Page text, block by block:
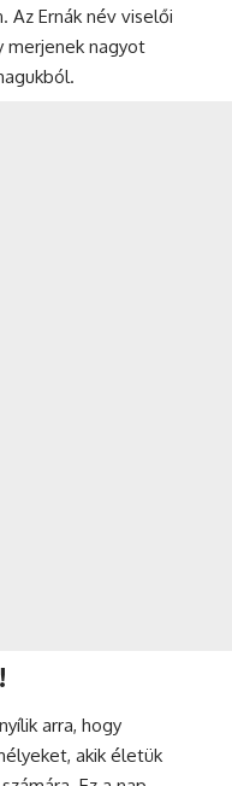
Ernák név viselői
merjenek nagyot
arra, hogy
akik életük